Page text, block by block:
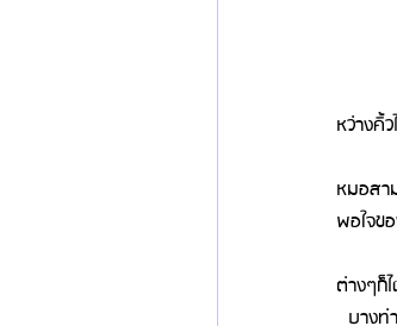
สำห
หว่างคิ้
ทรง
หมอสา
พอใจ
หาก
ต่างๆก็